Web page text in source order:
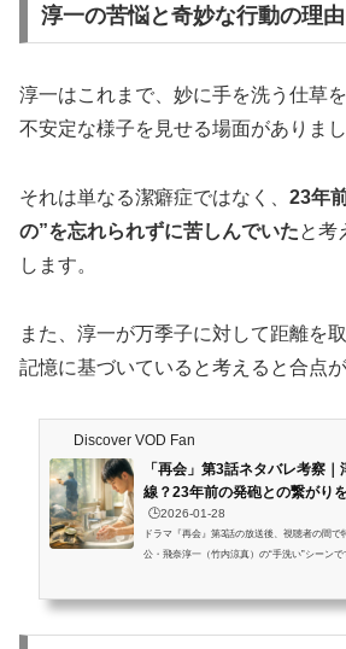
淳一の苦悩と奇妙な行動の理由
淳一はこれまで、妙に手を洗う仕草
不安定な様子を見せる場面がありまし
それは単なる潔癖症ではなく、 23年
の”を忘れられずに苦しんでいたと考
します。
また、淳一が万季子に対して距離を
記憶に基づいていると考えると合点が
Discover VOD Fan
「再会」第3話ネタバレ考察
線？23年前の発砲との繋がり
🕒️2026-01-28
ドラマ『再会』第3話の放送後、視聴者の間
公・飛奈淳一（竹内涼真）の“手洗い”シーン
か？」という視聴者の疑問に対し、複数の仮